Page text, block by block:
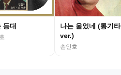
등대
나는 울었네 (통기타
ver.)
손인호